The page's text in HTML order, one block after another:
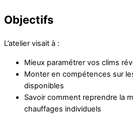
Objectifs
L’atelier visait à :
Mieux paramétrer vos clims
Monter en compétences sur
disponibles
Savoir comment reprendre la
chauffages individuels